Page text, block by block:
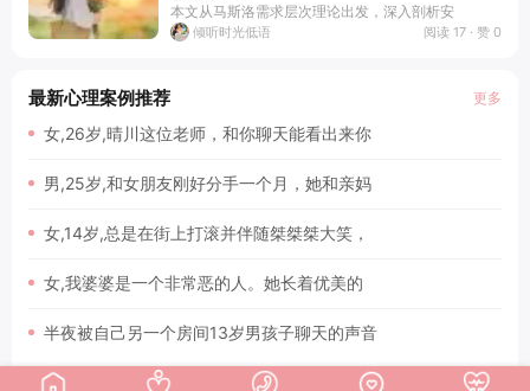
本文从马斯洛需求层次理论出发，深入剖析安
倾听时光低语 阅读 17 · 赞 0
最新心理案例推荐 更多
女,26岁,晴川这位老师，和你聊天能看出来你
男,25岁,和女朋友刚好分手一个月，她和亲妈
女,14岁,总是在街上打滚并伴随桀桀桀大笑，
女,我婆婆是一个非常恶的人。她长着优美的
半夜被自己另一个房间13岁男孩子聊天的声音